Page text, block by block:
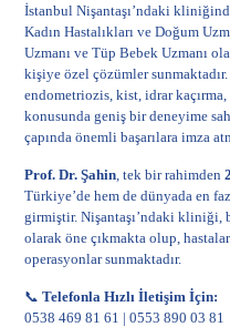
İstanbul Nişantaşı’ndaki
Kadın Hastalıkları ve Doğum
Uzmanı ve Tüp Bebek Uzmanı
kişiye özel çözümler
endometriozis, kist, idrar
konusunda geniş bir deneyime
çapında önemli başarılara imza
Prof. Dr. Şahin , tek bir rahimden
Türkiye’de hem de dünyada en
girmiştir. Nişantaşı’ndaki kliniği,
olarak öne çıkmakta olup,
operasyonlar sunmaktadır.
📞Telefonla Hızlı İletişim İçin:
0538 469 81 61 |0553 890 03 81